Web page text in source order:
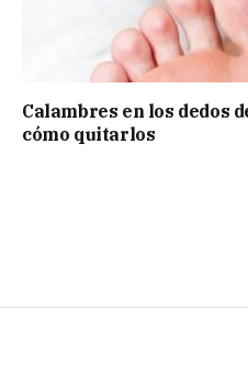
Calambres en los dedos
cómo quitarlos